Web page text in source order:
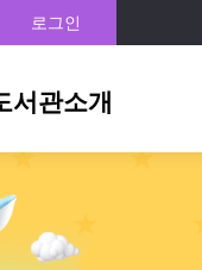
로그인
서관소개